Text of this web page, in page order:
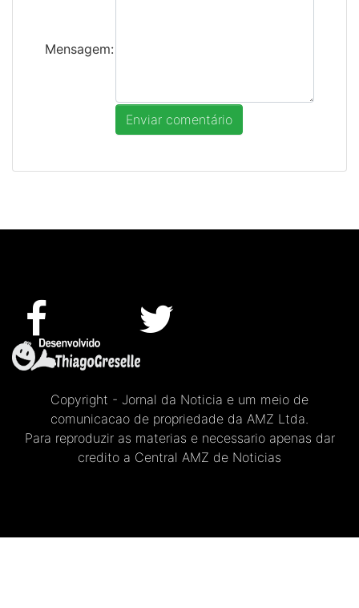
Mensagem:
Copyright - Jornal da Noticia e um meio de
comunicacao de propriedade da AMZ Ltda.
Para reproduzir as materias e necessario apenas dar
credito a Central AMZ de Noticias